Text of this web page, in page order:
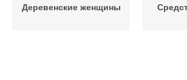
Деревенские женщины